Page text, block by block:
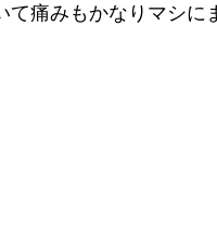
痛みもかなりマシに